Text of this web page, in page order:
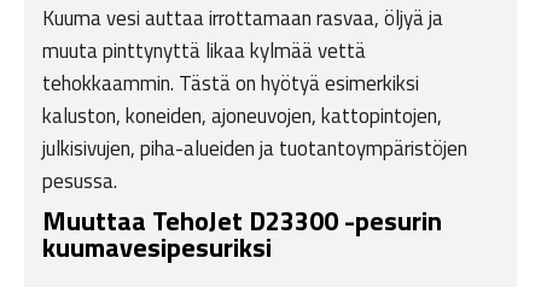
Kuuma vesi auttaa irrottamaan rasvaa, öljyä ja
muuta pinttynyttä likaa kylmää vettä
tehokkaammin. Tästä on hyötyä esimerkiksi
kaluston, koneiden, ajoneuvojen, kattopintojen,
julkisivujen, piha-alueiden ja tuotantoympäristöjen
pesussa.
Muuttaa TehoJet D23300 -pesurin
kuumavesipesuriksi